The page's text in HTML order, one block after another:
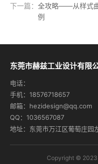
下一篇： 全攻略——从样式
例
东莞市赫兹工业设计有限
电话：
手机：18576718657
邮箱：hezidesign@qq.com
QQ：1036567087
地址：东莞市万江区葡萄庄园
Copyright © 2023